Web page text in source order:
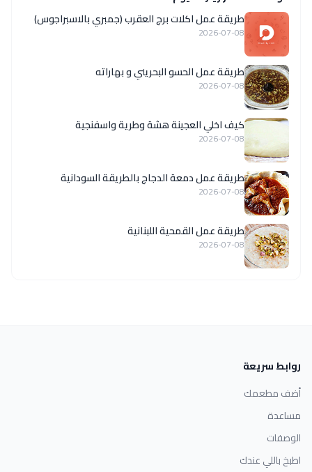
طريقة عمل اكلات برج العقرب (جمبري بالاسبراجوس)
2026-07-08
طريقة عمل الحسو البحريني و بهاراته
2026-07-08
كيف اخلي العجينة هشة وطرية واسفنجية
2026-07-08
طريقة عمل دمعة الدجاج بالطريقة السودانية
2026-07-08
طريقة عمل القمحية اللبنانية
2026-07-08
روابط سريعة
أضف مطعمك
مساعدة
الوصفات
اطبخ باللي عندك